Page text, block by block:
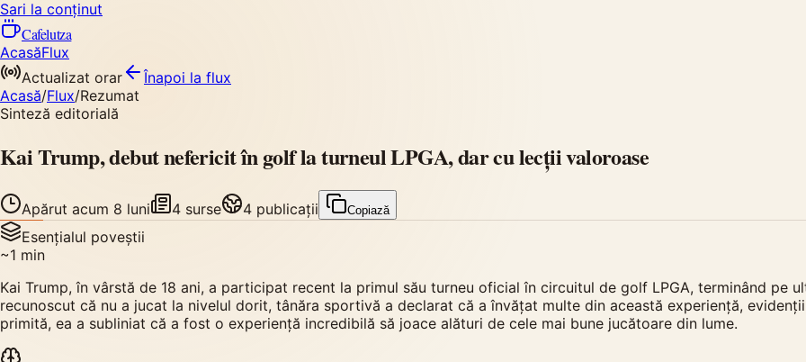
Sari la conținut
Cafelutza
AcasăFlux
Actualizat orar
Înapoi la flux
Acasă/Flux/Rezumat
Sinteză editorială
Kai Trump, debut nefericit în golf la turneul LPGA, dar cu lecții valoroase
Apărut acum 8 luni 4 surse 4 publicații Copiază
Esențialul poveștii
~1 min
Kai Trump, în vârstă de 18 ani, a participat recent la primul său turneu oficial în circuitul de golf LPGA, terminând pe
recunoscut că nu a jucat la nivelul dorit, tânăra sportivă a declarat că a învățat multe din această experiență,
primită, ea a subliniat că a fost o experiență incredibilă să joace alături de cele mai bune jucătoare din lume.